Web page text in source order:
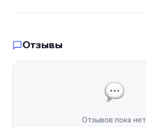
Отзывы
Отзывов пока нет